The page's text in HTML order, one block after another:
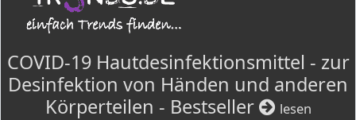
COVID-19 Hautdesinfektionsmittel - zur
Desinfektion von Händen und anderen
Körperteilen - Bestseller
lesen